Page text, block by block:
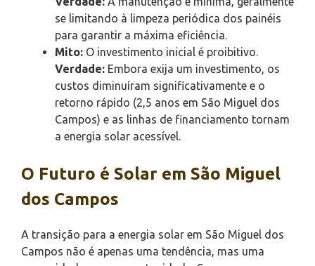
se limitando à limpeza periódica dos painéis
para garantir a máxima eficiência.
Mito: O investimento inicial é proibitivo.
Verdade: Embora exija um investimento, os
custos diminuíram significativamente e o
retorno rápido (2,5 anos em São Miguel dos
Campos) e as linhas de financiamento tornam
a energia solar acessível.
O Futuro é Solar em São Miguel
dos Campos
A transição para a energia solar em São Miguel dos
Campos não é apenas uma tendência, mas uma